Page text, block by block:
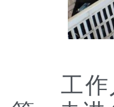
工作人